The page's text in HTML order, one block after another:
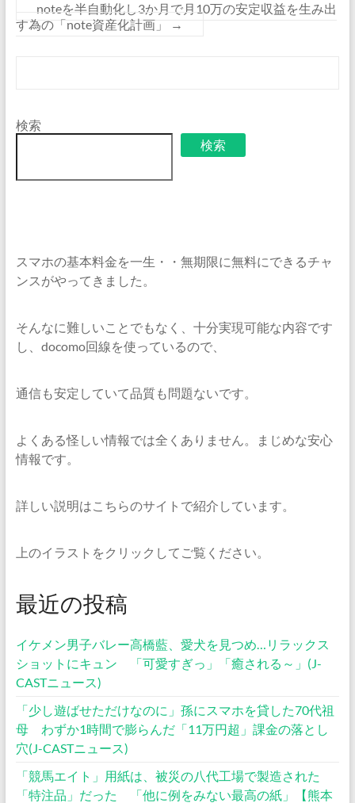
noteを半自動化し3か月で月10万の安定収益を生み出
す為の「note資産化計画」
→
検索
検索
スマホの基本料金を一生・・無期限に無料にできるチャ
ンスがやってきました。
そんなに難しいことでもなく、十分実現可能な内容です
し、docomo回線を使っているので、
通信も安定していて品質も問題ないです。
よくある怪しい情報では全くありません。まじめな安心
情報です。
詳しい説明はこちらのサイトで紹介しています。
上のイラストをクリックしてご覧ください。
最近の投稿
イケメン男子バレー高橋藍、愛犬を見つめ…リラックス
ショットにキュン 「可愛すぎっ」「癒される～」(J-
CASTニュース)
「少し遊ばせただけなのに」孫にスマホを貸した70代祖
母 わずか1時間で膨らんだ「11万円超」課金の落とし
穴(J-CASTニュース)
「競馬エイト」用紙は、被災の八代工場で製造された
「特注品」だった 「他に例をみない最高の紙」【熊本